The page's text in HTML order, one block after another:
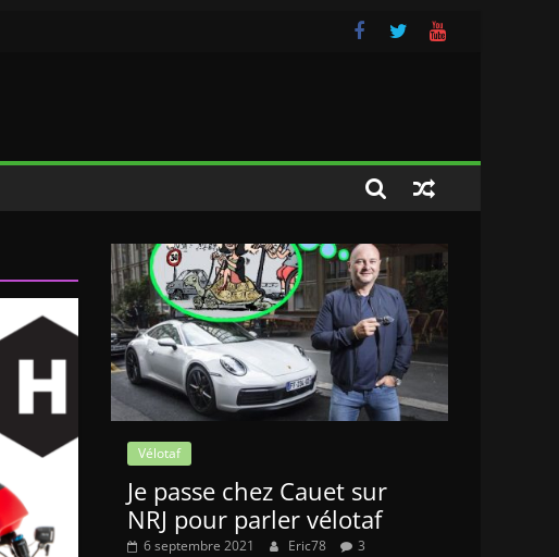
Vélotaf
Je passe chez Cauet sur
NRJ pour parler vélotaf
6 septembre 2021 Eric78 3